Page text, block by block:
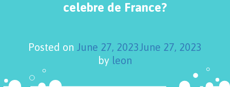
celebre de France?
Posted on June 27, 2023June 27, 2023
by leon